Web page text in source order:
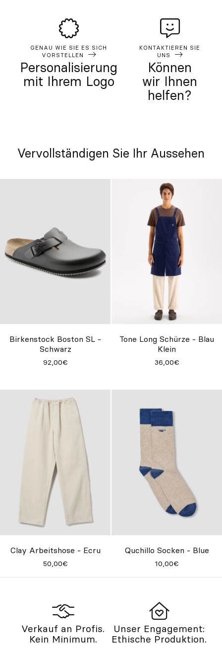
GENAU WIE SIE ES SICH
VORSTELLEN
Personalisierung
mit Ihrem Logo
KONTAKTIEREN SIE
UNS
Können
wir Ihnen
helfen?
Vervollständigen Sie Ihr Aussehen
Birkenstock Boston SL -
Schwarz
92,00€
Tone Long Schürze - Blau
Klein
36,00€
Clay Arbeitshose - Ecru
50,00€
Quchillo Socken - Blue
10,00€
Verkauf an Profis.
Kein Minimum.
Unser Engagement:
Ethische Produktion.